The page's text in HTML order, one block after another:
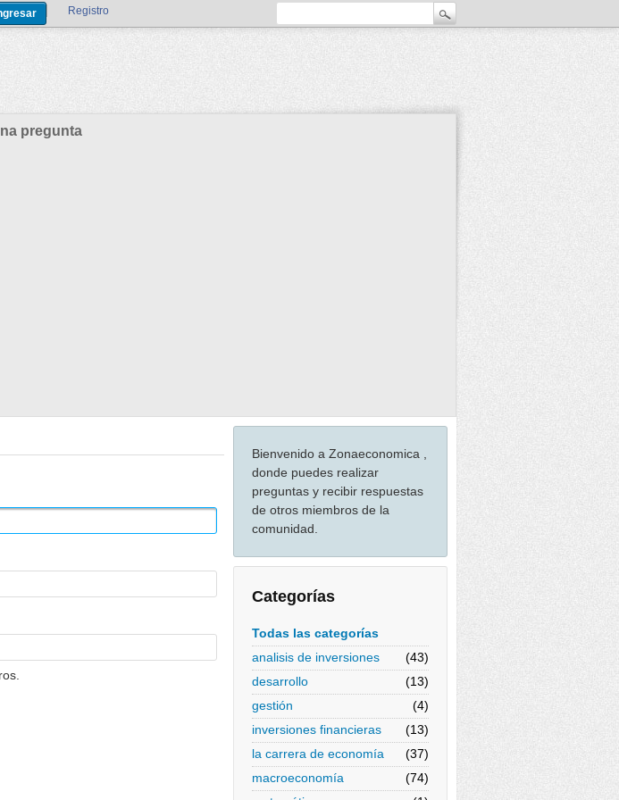
Registro
pregunta
Bienvenido a Zonaeconomica ,
donde puedes realizar
preguntas y recibir respuestas
de otros miembros de la
comunidad.
Categorías
Todas las categorías
analisis de inversiones
(43)
desarrollo
(13)
gestión
(4)
inversiones financieras
(13)
la carrera de economía
(37)
macroeconomía
(74)